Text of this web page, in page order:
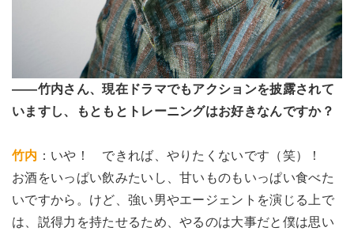
――竹内さん、現在ドラマでもアクションを披露されて
いますし、もともとトレーニングはお好きなんですか？
竹内 ：いや！ できれば、やりたくないです（笑）！
お酒をいっぱい飲みたいし、甘いものもいっぱい食べた
いですから。けど、強い男やエージェントを演じる上で
は、説得力を持たせるため、やるのは大事だと僕は思い